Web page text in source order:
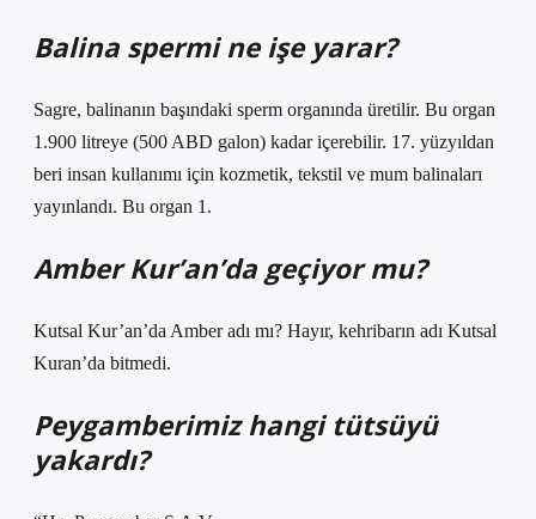
Balina spermi ne işe yarar?
Sagre, balinanın başındaki sperm organında üretilir. Bu organ
1.900 litreye (500 ABD galon) kadar içerebilir. 17. yüzyıldan
beri insan kullanımı için kozmetik, tekstil ve mum balinaları
yayınlandı. Bu organ 1.
Amber Kur’an’da geçiyor mu?
Kutsal Kur’an’da Amber adı mı? Hayır, kehribarın adı Kutsal
Kuran’da bitmedi.
Peygamberimiz hangi tütsüyü
yakardı?